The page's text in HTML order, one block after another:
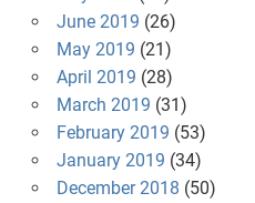
June 2019 (26)
May 2019 (21)
April 2019 (28)
March 2019 (31)
February 2019 (53)
January 2019 (34)
December 2018 (50)